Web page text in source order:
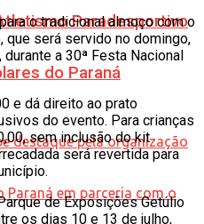
Paradesportivo
do Paraná
o tradicional almoço com o
que será servido no domingo,
a 30ª Festa Nacional
e dá direito ao prato
do evento. Para crianças
sem inclusão do kit
será revertida para
de Exposições Getúlio
os dias 10 e 13 de julho,